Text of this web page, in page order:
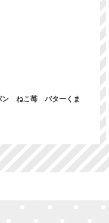
ねこ苺 バターくま